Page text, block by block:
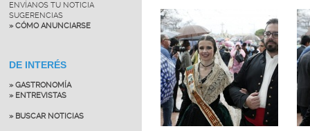
ENVÍANOS TU NOTICIA
SUGERENCIAS
» CÓMO ANUNCIARSE
DE INTERÉS
» GASTRONOMÍA
» ENTREVISTAS
» BUSCAR NOTICIAS